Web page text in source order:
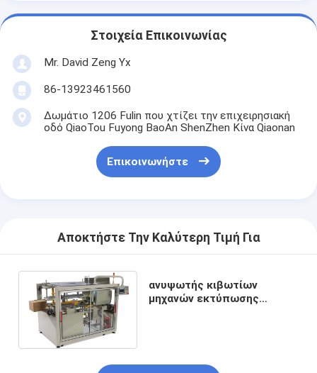
Στοιχεία Επικοινωνίας
Mr. David Zeng Yx
86-13923461560
Δωμάτιο 1206 Fulin που χτίζει την επιχειρησιακή
οδό QiaoTou Fuyong BaoAn ShenZhen Κίνα Qiaonan
Επικοινωνήστε
Αποκτήστε Την Καλύτερη Τιμή Για
ανυψωτής κιβωτίων
μηχανών εκτύπωσης